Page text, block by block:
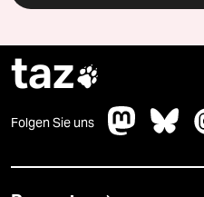
taz
Folgen Sie uns